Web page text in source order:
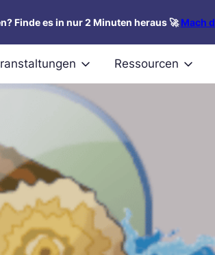
Finde es in nur 2 Minuten heraus 🚀Mach
Ressourcen